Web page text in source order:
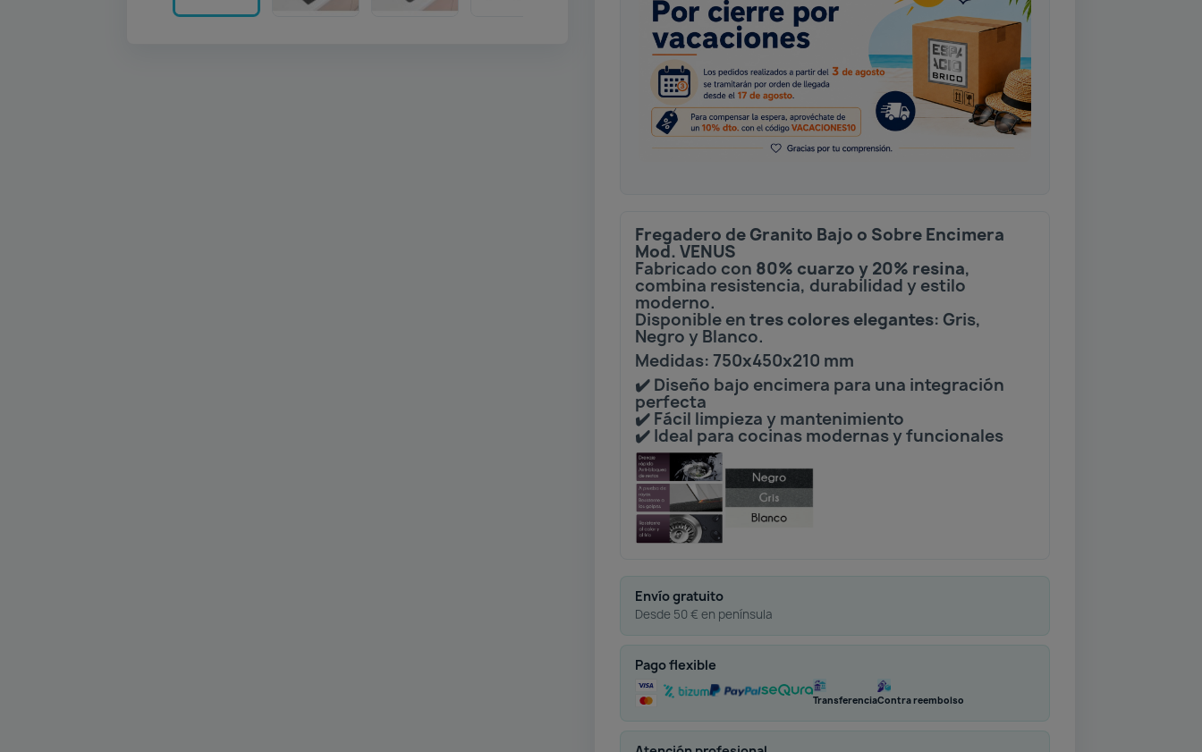
Fregadero de Granito Bajo o Sobre Encimera
Mod. VENUS
Fabricado con 80% cuarzo y 20% resina,
combina resistencia, durabilidad y estilo
moderno.
Disponible entres colores elegantes: Gris,
Negro y Blanco.
Medidas: 750x450x210 mm
✔️ Diseño bajo encimera para una integración
perfecta
✔️ Fácil limpieza y mantenimiento
✔️ Ideal para cocinas modernas y funcionales
Envío gratuito
Desde 50 € en península
Pago flexible
TransferenciaContra reembolso